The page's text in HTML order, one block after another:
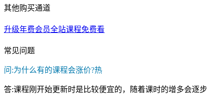
其他购买通道
升级年费会员全站课程免费看
常见问题
问:为什么有的课程会涨价?热
答:课程刚开始更新时是比较便宜的，随着课时的增多会逐步